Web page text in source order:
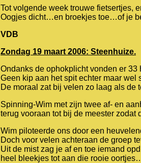
Tot volgende week trouwe fietsertjes,
Oogjes dicht…en broekjes toe…of je
VDB
Zondag 19 maart 2006: Steenhuize.
Ondanks de ophokplicht vonden er
Geen kip aan het spit echter maar
De moraal zat bij velen zo laag als de
Spinning-Wim met zijn twee af- en
terug vooraan tot bij de meester
Wim piloteerde ons door een
Doch voor velen achteraan de groep
Uit de mist zag je af en toe iemand
heel bleekjes tot aan die rooie